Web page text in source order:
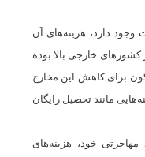
وجود دارد، هزینه‌های آن
خارجی بالا بوده
برای کاهش این مخارج
مانند تحصیل رایگان
خود، هزینه‌های